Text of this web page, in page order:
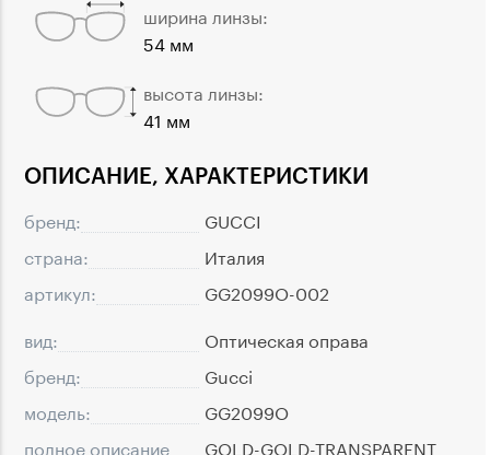
ОПИСАНИЕ, ХАРАКТЕРИСТИКИ
бренд:
GUCCI
страна:
Италия
артикул:
GG2099O-002
вид:
Оптическая оправа
бренд:
Gucci
модель:
GG2099O
полное описание
GOLD-GOLD-TRANSPARENT
ширина линзы:
54 мм
высота линзы:
41 мм